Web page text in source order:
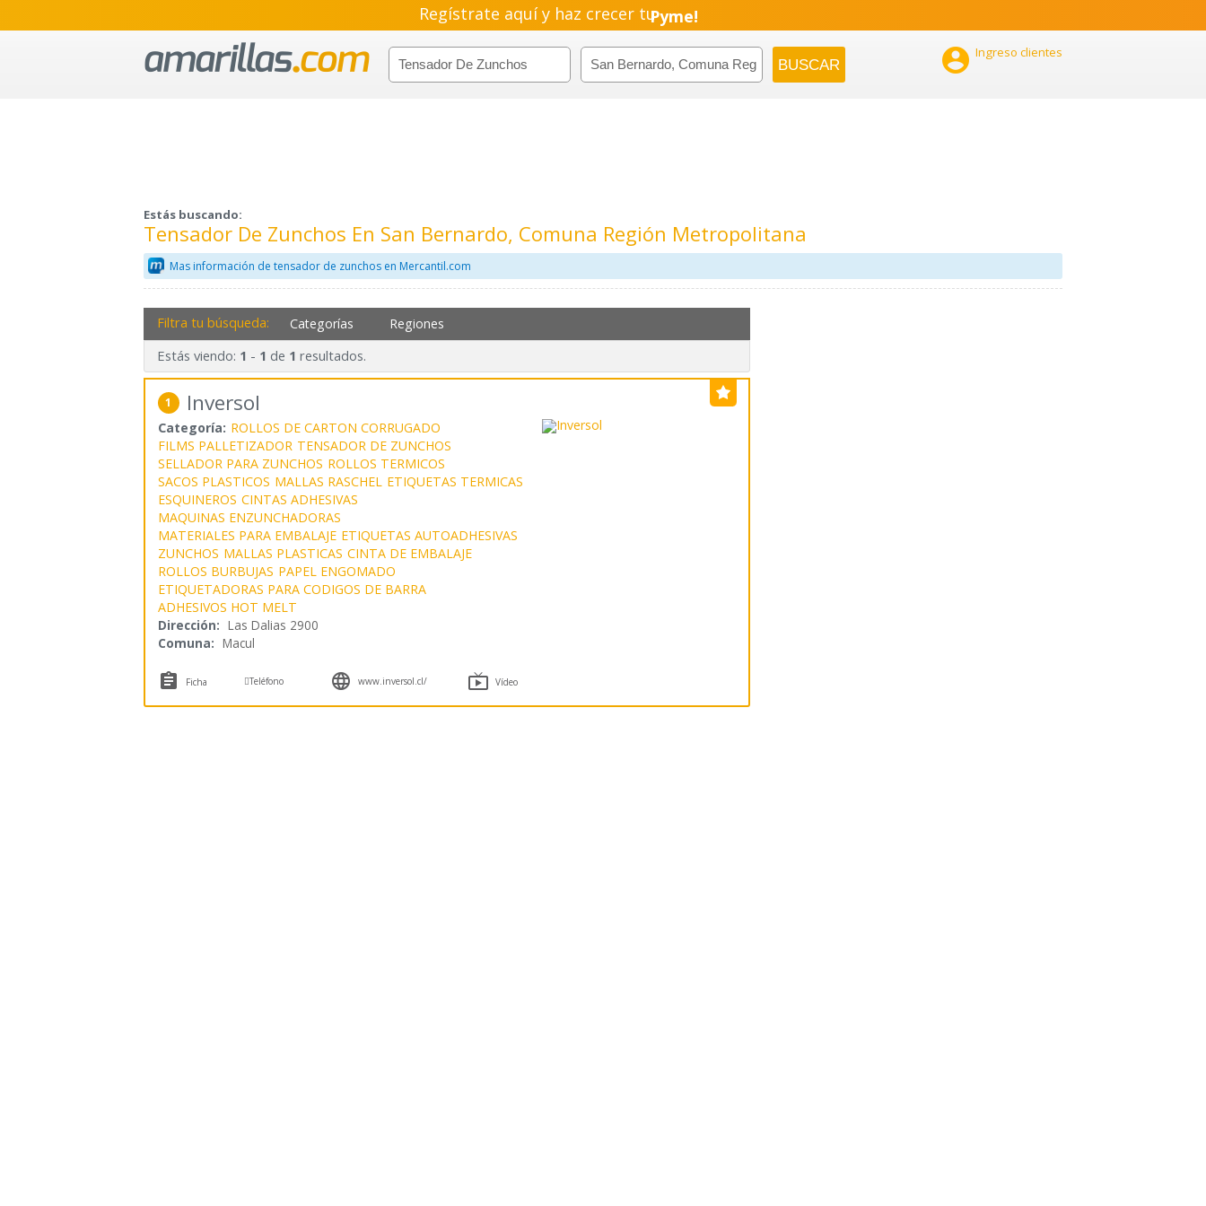
Regístrate aquí y haz crecer tuPyme!
Emprendimiento!
 Ingreso clientes
Estás buscando:
Tensador De Zunchos En San Bernardo, Comuna Región Metropolitana
Mas información de tensador de zunchos en Mercantil.com
Filtra tu búsqueda: Categorías Regiones
Estás viendo: 1 - 1 de 1 resultados.
1 Inversol
Categoría: ROLLOS DE CARTON CORRUGADO
FILMS PALLETIZADOR TENSADOR DE ZUNCHOS
SELLADOR PARA ZUNCHOS ROLLOS TERMICOS
SACOS PLASTICOS MALLAS RASCHEL ETIQUETAS TERMICAS
ESQUINEROS CINTAS ADHESIVAS
MAQUINAS ENZUNCHADORAS
MATERIALES PARA EMBALAJE ETIQUETAS AUTOADHESIVAS
ZUNCHOS MALLAS PLASTICAS CINTA DE EMBALAJE
ROLLOS BURBUJAS PAPEL ENGOMADO
ETIQUETADORAS PARA CODIGOS DE BARRA
ADHESIVOS HOT MELT
Dirección: Las Dalias 2900
Comuna: Macul
 Ficha Teléfono  www.inversol.cl/  Vídeo